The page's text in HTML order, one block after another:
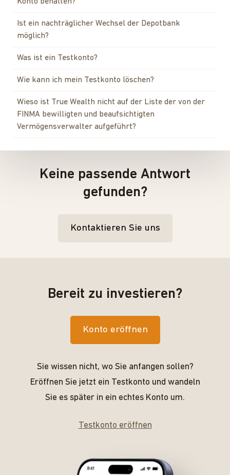
Ist ein nachträglicher Wechsel der Depotbank
möglich?
Was ist ein Testkonto?
Wie kann ich mein Testkonto löschen?
Wieso ist True Wealth nicht auf der Liste der von der
FINMA bewilligten und beaufsichtigten
Vermögensverwalter aufgeführt?
Keine passende Antwort
gefunden?
Kontaktieren Sie uns
Bereit zu investieren?
Konto eröffnen
Sie wissen nicht, wo Sie anfangen sollen?
Eröffnen Sie jetzt ein Testkonto und wandeln
Sie es später in ein echtes Konto um.
Testkonto eröffnen